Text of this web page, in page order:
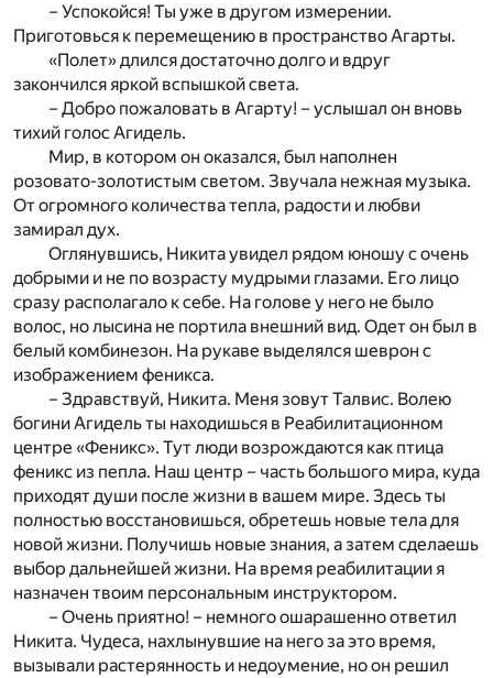
– Успокойся! Ты уже в другом измерении.
Приготовься к перемещению в пространство Агарты.
«Полет» длился достаточно долго и вдруг
закончился яркой вспышкой света.
– Добро пожаловать в Агарту! – услышал он вновь
тихий голос Агидель.
Мир, в котором он оказался, был наполнен
розовато-золотистым светом. Звучала нежная музыка.
От огромного количества тепла, радости и любви
замирал дух.
Оглянувшись, Никита увидел рядом юношу с очень
добрыми и не по возрасту мудрыми глазами. Его лицо
сразу располагало к себе. На голове у него не было
волос, но лысина не портила внешний вид. Одет он был в
белый комбинезон. На рукаве выделялся шеврон с
изображением феникса.
– Здравствуй, Никита. Меня зовут Талвис. Волею
богини Агидель ты находишься в Реабилитационном
центре «Феникс». Тут люди возрождаются как птица
феникс из пепла. Наш центр – часть большого мира, куда
приходят души после жизни в вашем мире. Здесь ты
полностью восстановишься, обретешь новые тела для
новой жизни. Получишь новые знания, а затем сделаешь
выбор дальнейшей жизни. На время реабилитации я
назначен твоим персональным инструктором.
– Очень приятно! – немного ошарашенно ответил
Никита. Чудеса, нахлынувшие на него за это время,
вызывали растерянность и недоумение, но он решил